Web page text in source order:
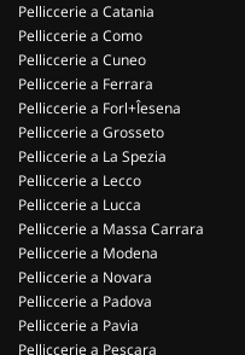
Pelliccerie a Catania
Pelliccerie a Como
Pelliccerie a Cuneo
Pelliccerie a Ferrara
Pelliccerie a Forl+Îesena
Pelliccerie a Grosseto
Pelliccerie a La Spezia
Pelliccerie a Lecco
Pelliccerie a Lucca
Pelliccerie a Massa Carrara
Pelliccerie a Modena
Pelliccerie a Novara
Pelliccerie a Padova
Pelliccerie a Pavia
Pelliccerie a Pescara